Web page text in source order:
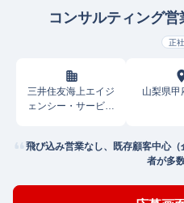
コンサルティング
正
三井住友海上エイジ
ェンシー・サービス
山梨県甲
飛び込み営業なし、既存顧客中心
者が多